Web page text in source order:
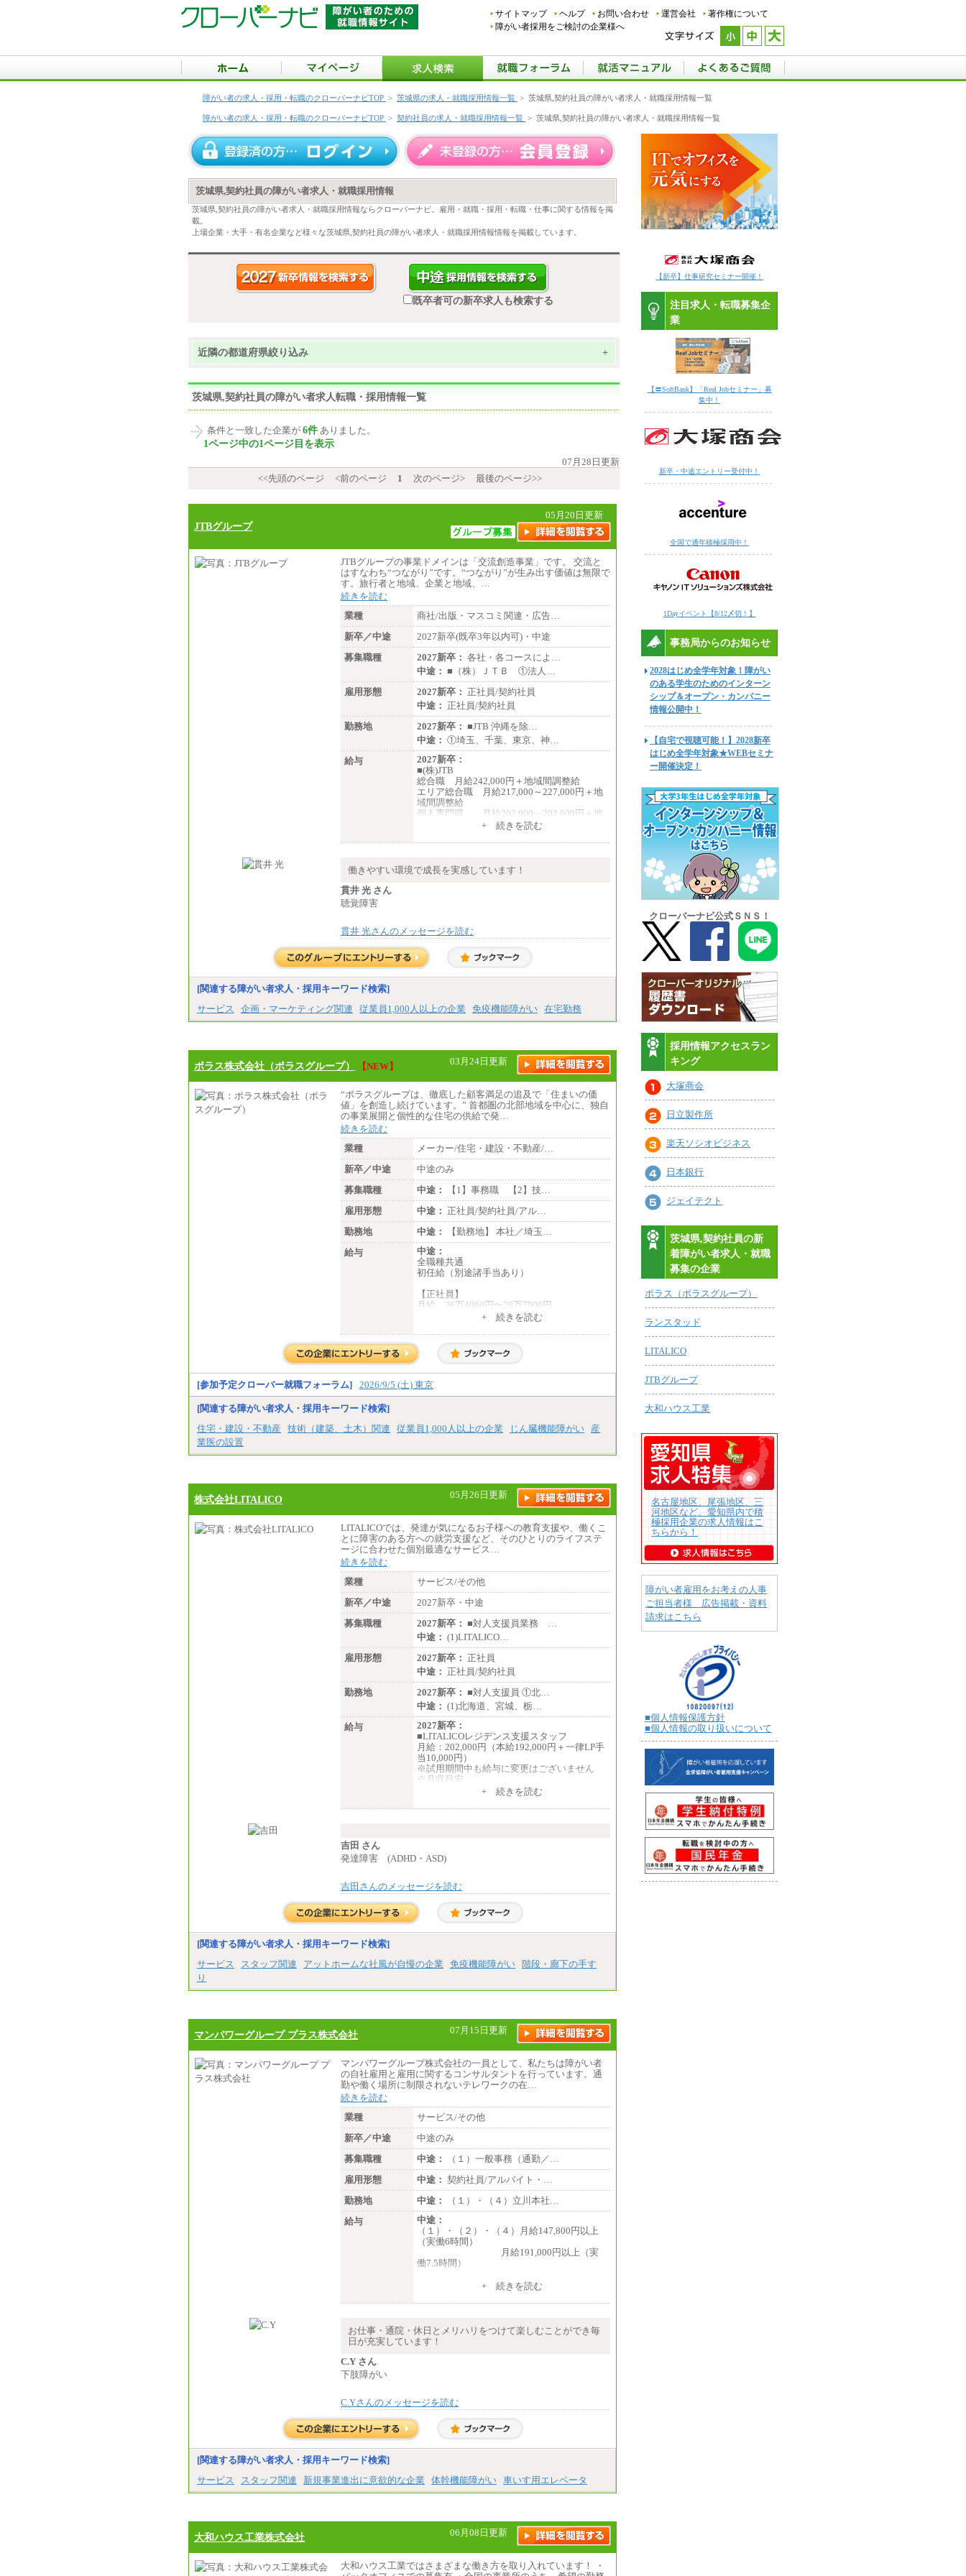
サイトマップ ヘルプ お問い合わせ 運営会社
著作権について
障がい者採用をご検討の企業様へ
障がい者の求人・採用・転職のクローバーナビTOP > 茨城県の求人・就職採用情報一覧 > 茨城県,契約社員の障がい者求人・就職採用情報一覧
障がい者の求人・採用・転職のクローバーナビTOP > 契約社員の求人・就職採用情報一覧 > 茨城県,契約社員の障がい者求人・就職採用情報一覧
茨城県,契約社員の障がい者求人・就職採用情報
茨城県,契約社員の障がい者求人・就職採用情報ならクローバーナビ。雇用・就職・採用・転職・仕事に関する情報を掲
載。
上場企業・大手・有名企業など様々な茨城県,契約社員の障がい者求人・就職採用情報情報を掲載しています。
既卒者可の新卒求人も検索する
近隣の都道府県絞り込み +
茨城県,契約社員の障がい者求人転職・採用情報一覧
条件と一致した企業が 6件 ありました。
1ページ中の1ページ目を表示
07月28日更新
<<先頭のページ
<前のページ 1 次のページ> 最後のページ>>
JTBグループ
05月20日更新
JTBグループの事業ドメインは「交流創造事業」です。 交流と
はすなわち“つながり”です。“つながり”が生み出す価値は無限で
す。旅行者と地域、企業と地域、…
続きを読む
業種
商社/出版・マスコミ関連・広告…
新卒／中途
2027新卒(既卒3年以内可)・中途
募集職種
2027新卒： 各社・各コースによ…
中途： ■（株）ＪＴＢ ①法人…
雇用形態
2027新卒： 正社員/契約社員
中途： 正社員/契約社員
勤務地
2027新卒： ■JTB 沖縄を除…
中途： ①埼玉、千葉、東京、神…
給与
2027新卒：
■(株)JTB
総合職 月給242,000円＋地域間調整給
エリア総合職 月給217,000～227,000円＋地
域間調整給
個人専門職 月給202,000～202,000円＋地
※詳細はJTBキャリアサイトよりご確認くだ
さい。
■(株)JTB商事
総合職 月給208,000～235,000円
■(株)JTBパブリッシング ※2027年新卒募集
終了
総合職 月給271,000円
整給
エリア総合職 月給206,000円～214,000＋地
さい。
■(株)JTBコミュニケーションデザイン
総合職 月給230,000円
みなし残業手当：20,000円（一律支給）※
みなし残業手当の残業時間は10.43時間。
※超過勤務手当：みなし残業時間を超える
エリアサポート職 月給188,000円
※超過勤務手当：残業時間については全額
時間外手当を支給。
■（株）JTBグローバルマーケティング＆トラ
ベル
総合職 月給242,000円＋地域間調整給
訪日事業職 月給202,000～227,000円＋地域
間調整給
※詳細はJTBキャリアサイトよりご確認くだ
さい。
■(株)JTBビジネストランスフォーム
総合職 月給205,000～225,000円＋地域間調
整給
エリア総合職 月給185,000円＋地域間調整
■(株)JTBデータサービス ※2027年新卒募集
終了
総合職 月給186,000～194,000円＋地域手当
※詳細はJTBキャリアサイトよりご確認くだ
■I&Jデジタルイノベーション(株)
＜有期社員コース＞
■(株)JTBビジネストランスフォーム
有期契約職 月給185,000～195,000円
※詳細はJTBキャリアサイトよりご確認くだ
さい。
■(株)JTBパブリッシング ※2027年新卒募集
終了
中途：
①月給227,000円以上
②月給212,000円以上
③月給172,500円以上
④月給23万円～37万円
⑤月給20万円～25万円
⑥月給33万円～48万円
⑦月給271,000円以上
⑧～⑮月給200,000円〜月給400,000円
⑯月給185,000円以上
⑰月給237,000円以上
⑱月給212,000円以上
⑲東京：月給202,000 円以上 、京都：月給19
3,000 円以上
⑳月給205,000円以上
㉑月給185,000 円以上
㉒月給185,000 円以上
㉓月給224,500円以上
※全コース共通※ 能力・経験・勤務地など
により異なります
※試用期間中も給与に変更はございません。
+ 続きを読む
働きやすい環境で成長を実感しています！
貫井 光 さん
聴覚障害
貫井 光さんのメッセージを読む
[関連する障がい者求人・採用キーワード検索]
サービス
企画・マーケティング関連 従業員1,000人以上の企業 免疫機能障がい 在宅勤務
ポラス株式会社（ポラスグループ） 【NEW】 03月24日更新
“ポラスグループは、徹底した顧客満足の追及で「住まいの価
値」を創造し続けています。” 首都圏の北部地域を中心に、独自
の事業展開と個性的な住宅の供給で発…
続きを読む
業種
メーカー/住宅・建設・不動産/…
新卒／中途
中途のみ
募集職種
中途：
【1】事務職 【2】技…
雇用形態
中途： 正社員/契約社員/アル…
勤務地
中途：
【勤務地】 本社／埼玉…
給与
中途：
全職種共通
初任給（別途諸手当あり）
【正社員】
月給 26万4000円〜28万7000円
月給 21万6300円〜27万1200円
【アルバイト・パート・時給制】
315円～、
神奈川/1,390円～、静岡/1,240円～、滋賀/1,2
※正社員・契約社員登用制度あり
※上記給与をベースにスキル・経験に応じ
※試用期間中も給与に変更はございません
+ 続きを読む
[参加予定クローバー就職フォーラム] 2026/9/5 (土) 東京
[関連する障がい者求人・採用キーワード検索]
住宅・建設・不動産
技術（建築、土木）関連 従業員1,000人以上の企業 じん臓機能障がい
産
業医の設置
株式会社LITALICO 05月26日更新
LITALICOでは、発達が気になるお子様への教育支援や、働くこ
とに障害のある方への就労支援など、そのひとりのライフステ
ージに合わせた個別最適なサービス…
続きを読む
業種
サービス/その他
新卒／中途
2027新卒・中途
募集職種
2027新卒： ■対人支援員業務 …
中途： (1)LITALICO…
雇用形態
2027新卒： 正社員
中途： 正社員/契約社員
勤務地
2027新卒： ■対人支援員 ①北…
中途： (1)北海道、宮城、栃…
給与
2027新卒：
■LITALICOレジデンス支援スタッフ
月給：202,000円（本給192,000円＋一律LP手
当10,000円）
※試用期間中も給与に変更はございません
※月収目安
月給：202,000円
夜勤手当：28,000円（月4回）※1回7,000
円、実際の夜勤回数により変動
計：250,000円
月給：25万3,400円～
※固定残業代20時間分を手当に含む(33,900円
～)
※20時間を超過した場合は別途支給
※試用期間中も給与に変更はございません
※固定残業代20時間分を手当に含む(33,900円
※試用期間中も給与に変更はございません
+ 続きを読む
吉田 さん
発達障害 (ADHD・ASD)
吉田さんのメッセージを読む
[関連する障がい者求人・採用キーワード検索]
サービス
スタッフ関連 アットホームな社風が自慢の企業 免疫機能障がい
階段・廊下の手す
り
マンパワーグループ プラス株式会社 07月15日更新
マンパワーグループ株式会社の一員として、私たちは障がい者
の自社雇用と雇用に関するコンサルタントを行っています。通
勤や働く場所に制限されないテレワークの在…
続きを読む
業種
サービス/その他
新卒／中途
中途のみ
募集職種
中途：
（１）一般事務（通勤／…
雇用形態
中途： 契約社員/アルバイト・…
勤務地
中途：
（１）・（４）立川本社…
給与
中途：
（１）・（２）・（４）月給147,800円以上
（実働6時間）
月給191,000円以上（実
働7.5時間）
（３）月給191,000円以上（実働7.5時間）
（５）月給147,800円以上（実働6時間）
時給 1,226円（実働4.5時間）
※基本給に加算して以下手当有（いず
れも時間額換算額）
※全ての求人において試用期間中も給与に変
更はございません。
+ 続きを読む
お仕事・通院・休日とメリハリをつけて楽しむことができ毎
日が充実しています！
C.Y さん
下肢障がい
C.Yさんのメッセージを読む
[関連する障がい者求人・採用キーワード検索]
サービス
スタッフ関連 新規事業進出に意欲的な企業 体幹機能障がい 車いす用エレベータ
大和ハウス工業株式会社 06月08日更新
大和ハウス工業ではさまざまな働き方を取り入れています！ ・
【新卒】仕事研究セミナー開催！
注目求人・転職募集企
業
【〓SoftBank】「Real Jobセミナー」募
集中！
新卒・中途エントリー受付中！
全国で通年積極採用中！
1Dayイベント【8/12〆切！】
事務局からのお知らせ
2028はじめ全学年対象！障がい
のある学生のためのインターン
シップ＆オープン・カンパニー
情報公開中！
【自宅で視聴可能！】2028新卒
はじめ全学年対象★WEBセミナ
ー開催決定！
クローバーナビ公式ＳＮＳ！
採用情報アクセスラン
キング
大塚商会
日立製作所
楽天ソシオビジネス
日本銀行
ジェイテクト
茨城県,契約社員の新
着障がい者求人・就職
募集の企業
ポラス（ポラスグループ）
ランスタッド
LITALICO
JTBグループ
大和ハウス工業
名古屋地区、尾張地区、三
河地区など、愛知県内で積
極採用企業の求人情報はこ
ちらから！
障がい者雇用をお考えの人事
ご担当者様 広告掲載・資料
請求はこちら
■個人情報保護方針
■個人情報の取り扱いについて